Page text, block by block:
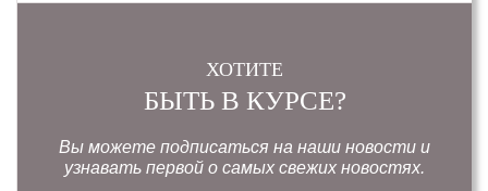
ХОТИТЕ
БЫТЬ В КУРСЕ?
Вы можете подписаться на наши новости и
узнавать первой о самых свежих новостях.